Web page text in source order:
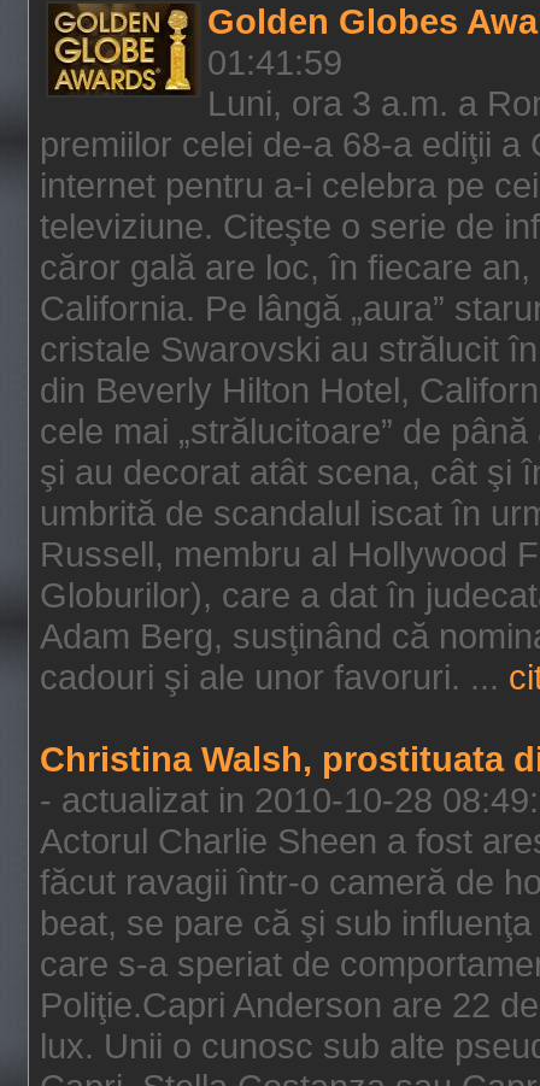
Golden Globes
01:41:59
Luni, ora 3 a.m. a
premiilor celei de-a 68-a ediţii
internet pentru a-i celebra pe
televiziune. Citeşte o serie de
căror gală are loc, în fiecare
California. Pe lângă „aura”
cristale Swarovski au strălucit
din Beverly Hilton Hotel,
cele mai „strălucitoare” de
şi au decorat atât scena, cât şi
umbrită de scandalul iscat în
Russell, membru al Hollywood
Globurilor), care a dat în
Adam Berg, susţinând că
cadouri şi ale unor favoruri. ...
Christina Walsh, prostituata
- actualizat in 2010-10-28
Actorul Charlie Sheen a fost
făcut ravagii într-o cameră de
beat, se pare că şi sub
care s-a speriat de
Poliţie.Capri Anderson are 22
lux. Unii o cunosc sub alte